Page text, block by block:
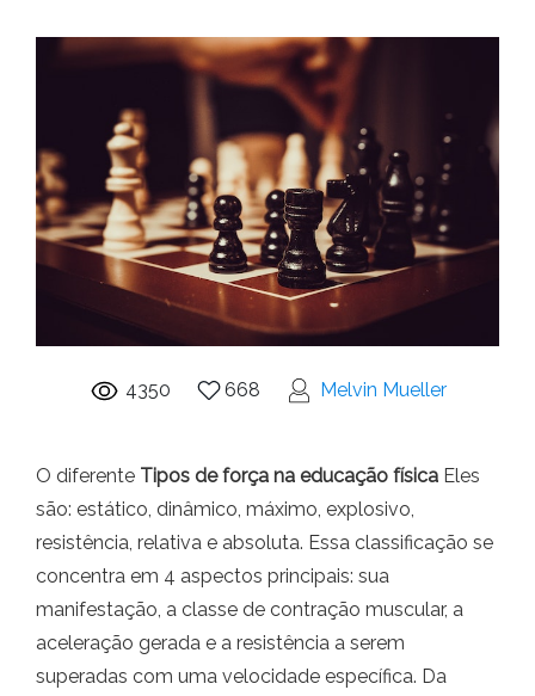
4350 668 Melvin Mueller
O diferente Tipos de força na educação física Eles
são: estático, dinâmico, máximo, explosivo,
resistência, relativa e absoluta. Essa classificação se
concentra em 4 aspectos principais: sua
manifestação, a classe de contração muscular, a
aceleração gerada e a resistência a serem
superadas com uma velocidade específica. Da